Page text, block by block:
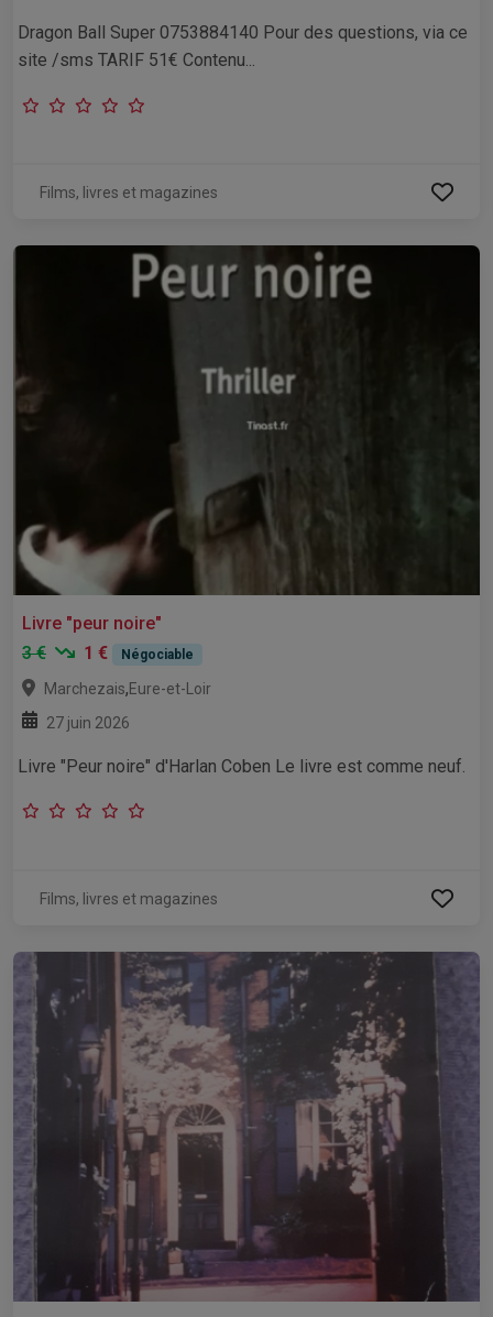
Dragon Ball Super 0753884140 Pour des questions, via ce
site /sms TARIF 51€ Contenu...
Films, livres et magazines
Livre "peur noire"
3 €
1 € Négociable
Marchezais,Eure-et-Loir
27 juin 2026
Livre "Peur noire" d'Harlan Coben Le livre est comme neuf.
Films, livres et magazines